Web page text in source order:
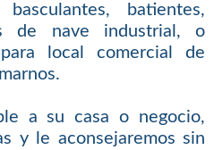
batientes,
de nave industrial, o
local comercial de
a su casa o negocio,
y le aconsejaremos sin